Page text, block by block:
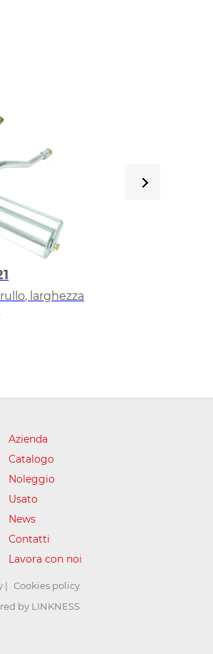
larghezza
Azienda
Catalogo
Noleggio
Usato
News
Contatti
Lavora con noi
Cookies policy
by LINKNESS